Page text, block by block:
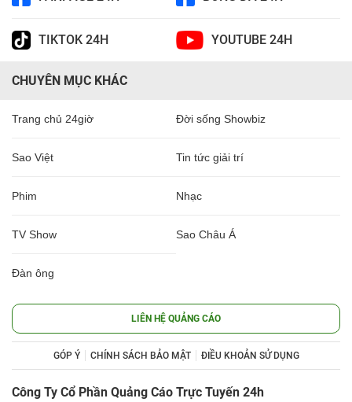
TIKTOK 24H YOUTUBE 24H
CHUYÊN MỤC KHÁC
Trang chủ 24giờ Đời sống Showbiz
Sao Việt Tin tức giải trí
Phim Nhạc
TV Show Sao Châu Á
Đàn ông
LIÊN HỆ QUẢNG CÁO
GÓP Ý CHÍNH SÁCH BẢO MẬT ĐIỀU KHOẢN SỬ DỤNG
Công Ty Cổ Phần Quảng Cáo Trực Tuyến 24h